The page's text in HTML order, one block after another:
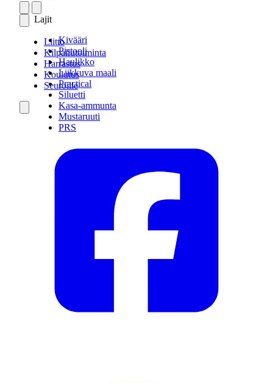
Lajit
Kivääri
Pistooli
Haulikko
Liikkuva maali
Practical
Siluetti
Kasa-ammunta
Mustaruuti
PRS
Liitto
Kilpailutoiminta
Harrastus
Koulutus
Seuroille